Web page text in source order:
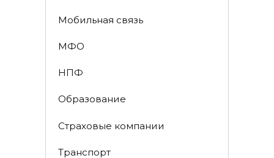
Мобильная связь
МФО
НПФ
Образование
Страховые компании
Транспорт